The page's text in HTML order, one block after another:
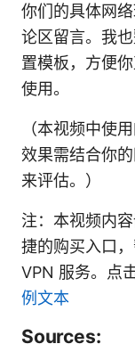
你们的具体网
论区留言。我
置模板，方便
使用。
（本视频中使
效果需结合你
来评估。）
注：本视频内
捷的购买入口
VPN 服务。点
例文本
Sources: